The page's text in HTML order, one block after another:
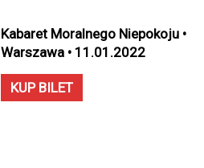
Kabaret Moralnego Niepokoju •
Warszawa • 11.01.2022
KUP BILET